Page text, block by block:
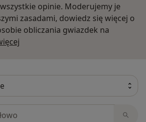
opinie. Moderujemy je
zasadami, dowiedz się więcej o
obliczania gwiazdek na